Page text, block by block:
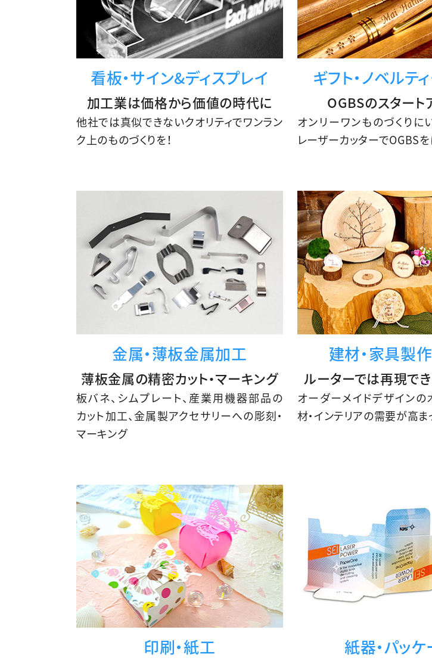
看板・サイン&ディスプレイ
加工業は価格から価値の時代に
他社では真似できないクオリティでワンラン
ク上のものづくりを！
ギフト・ノベルテ
OGBSのスタート
オンリーワンものづくりに
レーザーカッターでOGBS
金属・薄板金属加工
薄板金属の精密カット・マーキング
板バネ、シムプレート、産業用機器部品の
カット加工、金属製アクセサリーへの彫刻・
マーキング
建材・家具製
ルーターでは再現で
オーダーメイドデザインの
材・インテリアの需要が高ま
印刷・紙工 紙器・パッ